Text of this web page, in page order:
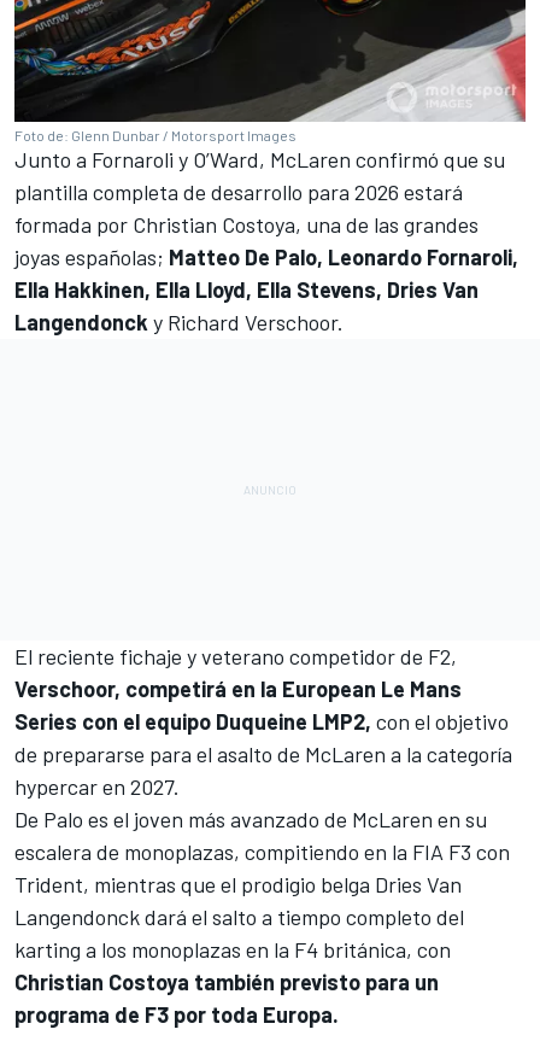
Foto de: Glenn Dunbar / Motorsport Images
Junto a Fornaroli y O’Ward, McLaren confirmó que su
plantilla completa de desarrollo para 2026 estará
formada por Christian Costoya, una de las grandes
joyas españolas; Matteo De Palo, Leonardo Fornaroli,
Ella Hakkinen, Ella Lloyd, Ella Stevens, Dries Van
Langendonck y Richard Verschoor.
El reciente fichaje y veterano competidor de F2,
Verschoor, competirá en la European Le Mans
Series con el equipo Duqueine LMP2, con el objetivo
de prepararse para el asalto de McLaren a la categoría
hypercar en 2027.
De Palo es el joven más avanzado de McLaren en su
escalera de monoplazas, compitiendo en la FIA F3 con
Trident, mientras que el prodigio belga Dries Van
Langendonck dará el salto a tiempo completo del
karting a los monoplazas en la F4 británica, con
Christian Costoya también previsto para un
programa de F3 por toda Europa.